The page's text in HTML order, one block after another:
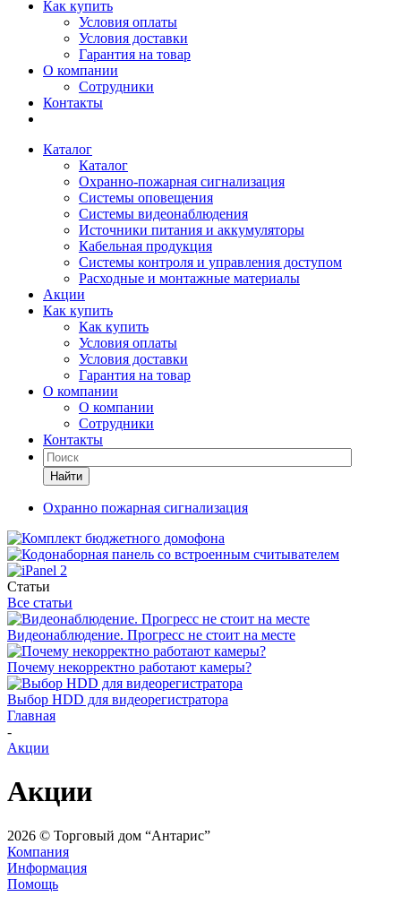
Как купить
Условия оплаты
Условия доставки
Гарантия на товар
О компании
Сотрудники
Контакты
Каталог
Каталог
Охранно-пожарная сигнализация
Системы оповещения
Системы видеонаблюдения
Источники питания и аккумуляторы
Кабельная продукция
Системы контроля и управления доступом
Расходные и монтажные материалы
Акции
Как купить
Как купить
Условия оплаты
Условия доставки
Гарантия на товар
О компании
О компании
Сотрудники
Контакты
Найти
Охранно пожарная сигнализация
Статьи
Все статьи
Видеонаблюдение. Прогресс не стоит на месте
Почему некорректно работают камеры?
Выбор HDD для видеорегистратора
Главная
-
Акции
Акции
2026 © Торговый дом “Антарис”
Компания
Информация
Помощь